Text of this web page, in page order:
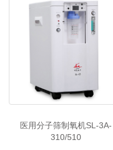
医用分子筛制氧机SL-3A-
310/510